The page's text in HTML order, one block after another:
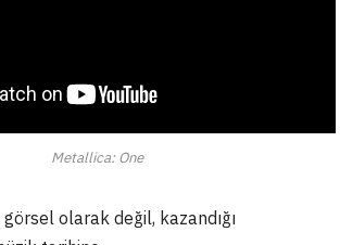
Metallica: One
olarak değil, kazandığı